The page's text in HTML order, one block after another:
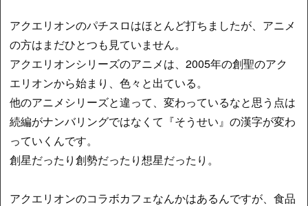
アクエリオンのパチスロはほとんど打ちましたが、アニメ
の方はまだひとつも見ていません。
アクエリオンシリーズのアニメは、2005年の創聖のアク
エリオンから始まり、色々と出ている。
他のアニメシリーズと違って、変わっているなと思う点は
続編がナンバリングではなくて『そうせい』の漢字が変わ
っていくんです。
創星だったり創勢だったり想星だったり。
アクエリオンのコラボカフェなんかはあるんですが、食品